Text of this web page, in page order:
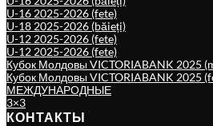
U-16 2025-2026 (fete)
U-18 2025-2026 (băieți)
U-12 2025-2026 (fete)
U-12 2025-2026 (fete)
Кубок Молдовы VICTORIABANK 2025
Кубок Молдовы VICTORIABANK 2025
МЕЖДУНАРОДНЫЕ
3×3
КОНТАКТЫ